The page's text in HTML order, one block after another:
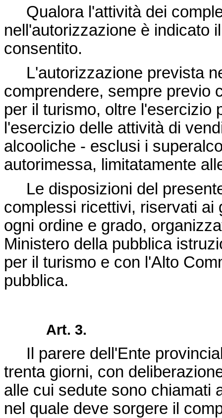
Qualora l'attività dei
nell'autorizzazione è indicato
consentito.
L'autorizzazione prevista
comprendere, sempre previo
per il turismo, oltre l'esercizio
l'esercizio delle attività di
alcooliche - esclusi i
autorimessa, limitatamente
Le disposizioni del
complessi ricettivi, riservati ai
ogni ordine e grado,
Ministero della pubblica
per il turismo e con l'Alto
pubblica.
Art. 3.
Il parere dell'Ente
trenta giorni, con
alle cui sedute sono chiamati
nel quale deve sorgere il